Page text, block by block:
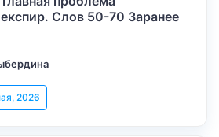
Слов 50-70 Заранее
2026